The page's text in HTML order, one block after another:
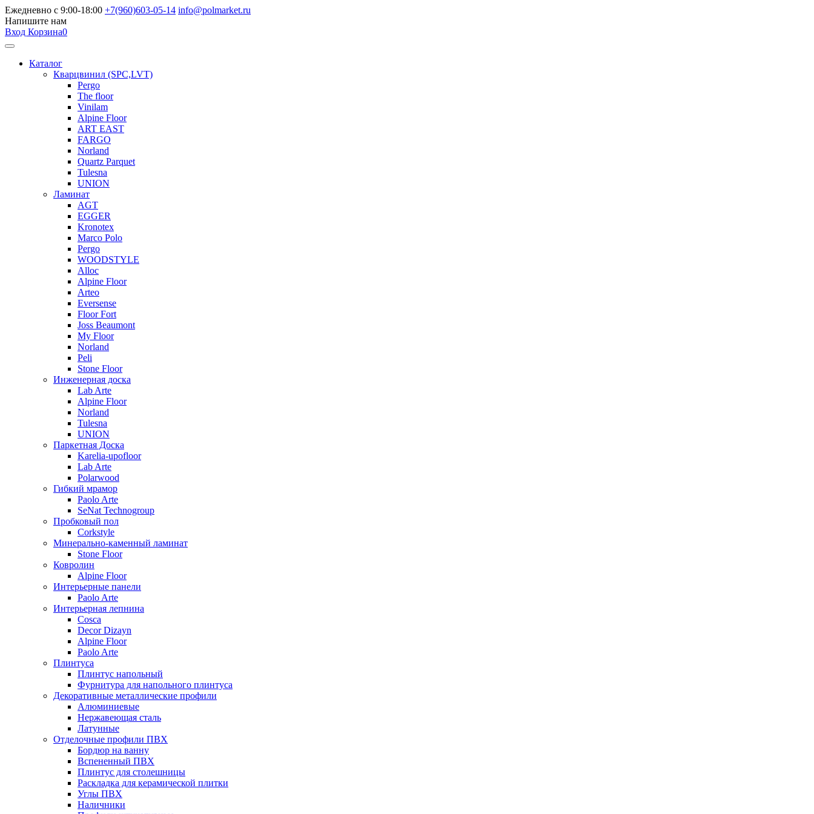
Ежедневно с 9:00-18:00 +7(960)603-05-14 info@polmarket.ru
Напишите нам
Вход Корзина0
Каталог
Кварцвинил (SPC,LVT)
Pergo
The floor
Vinilam
Alpine Floor
ART EAST
FARGO
Norland
Quartz Parquet
Tulesna
UNION
Ламинат
AGT
EGGER
Kronotex
Marco Polo
Pergo
WOODSTYLE
Alloc
Alpine Floor
Arteo
Eversense
Floor Fort
Joss Beaumont
My Floor
Norland
Peli
Stone Floor
Инженерная доска
Lab Arte
Alpine Floor
Norland
Tulesna
UNION
Паркетная Доска
Karelia-upofloor
Lab Arte
Polarwood
Гибкий мрамор
Paolo Arte
SeNat Technogroup
Пробковый пол
Corkstyle
Минерально-каменный ламинат
Stone Floor
Ковролин
Alpine Floor
Интерьерные панели
Paolo Arte
Интерьерная лепнина
Cosca
Decor Dizayn
Alpine Floor
Paolo Arte
Плинтуса
Плинтус напольный
Фурнитура для напольного плинтуса
Декоративные металлические профили
Алюминиевые
Нержавеющая сталь
Латунные
Отделочные профили ПВХ
Бордюр на ванну
Вспененный ПВХ
Плинтус для столешницы
Раскладка для керамической плитки
Углы ПВХ
Наличники